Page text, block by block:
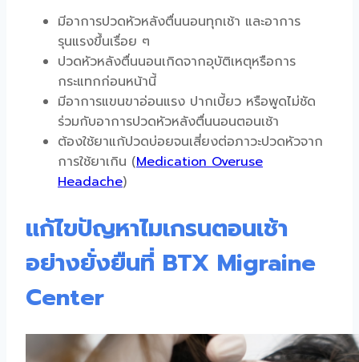
มีอาการปวดหัวหลังตื่นนอนทุกเช้า และอาการ
รุนแรงขึ้นเรื่อย ๆ
ปวดหัวหลังตื่นนอนเกิดจากอุบัติเหตุหรือการ
กระแทกก่อนหน้านี้
มีอาการแขนขาอ่อนแรง ปากเบี้ยว หรือพูดไม่ชัด
ร่วมกับอาการปวดหัวหลังตื่นนอนตอนเช้า
ต้องใช้ยาแก้ปวดบ่อยจนเสี่ยงต่อภาวะปวดหัวจาก
การใช้ยาเกิน (Medication Overuse
Headache)
แก้ไขปัญหาไมเกรนตอนเช้า
อย่างยั่งยืนที่ BTX Migraine
Center